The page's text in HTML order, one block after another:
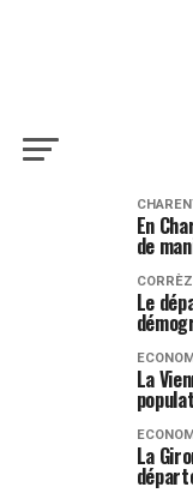
En
de
Le
La
La